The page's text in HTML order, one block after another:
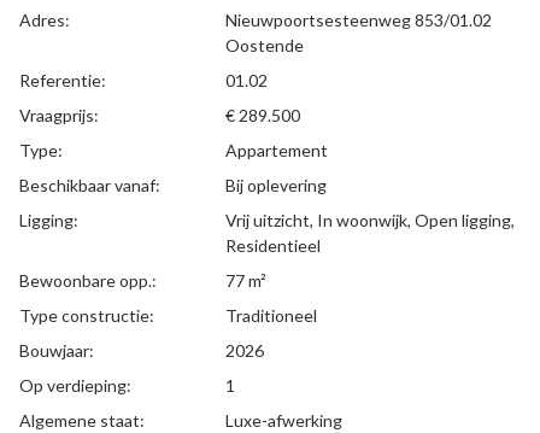
ALGEMEEN
Adres:
Nieuwpoortsesteenweg 853/01.02
Oostende
Referentie:
01.02
Vraagprijs:
€ 289.500
Type:
Appartement
Beschikbaar vanaf:
Bij oplevering
Ligging:
Vrij uitzicht, In woonwijk, Open ligging,
Residentieel
Bewoonbare opp.:
77 m²
Type constructie:
Traditioneel
Bouwjaar:
2026
Op verdieping:
1
Algemene staat:
Luxe-afwerking